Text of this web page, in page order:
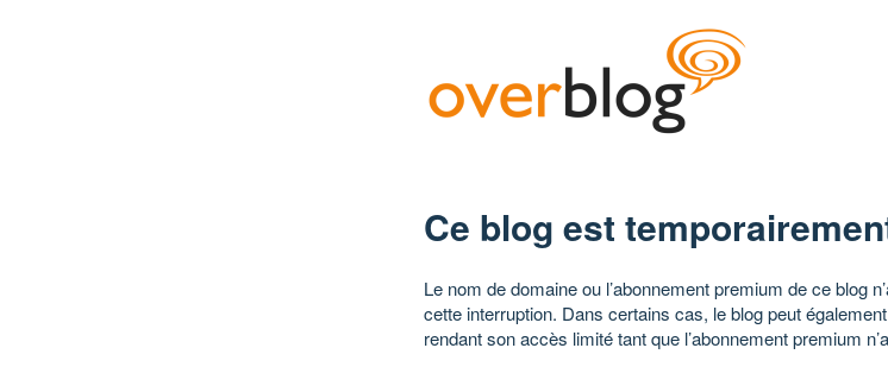
Ce blog est
Le nom de domaine ou l’abonnement premium de ce blog
cette interruption. Dans certains cas, le blog peut
rendant son accès limité tant que l’abonnement premium